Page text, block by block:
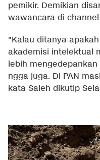
pemikir. Demikian
wawancara di
"Kalau ditanya
akademisi intelektual
lebih
ngga juga. Di PAN
kata Saleh dikutip